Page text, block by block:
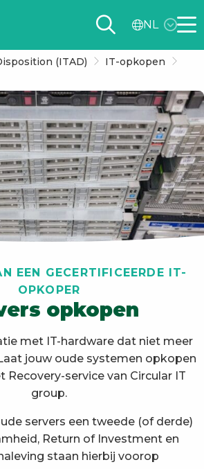
NL
(ITAD)
IT-opkopen
EEN GECERTIFICEERDE IT-
OPKOPER
opkopen
met IT-hardware dat niet meer
jouw oude systemen opkopen
Recovery-service van Circular IT
group.
servers een tweede (of derde)
Return of Investment en
staan hierbij voorop